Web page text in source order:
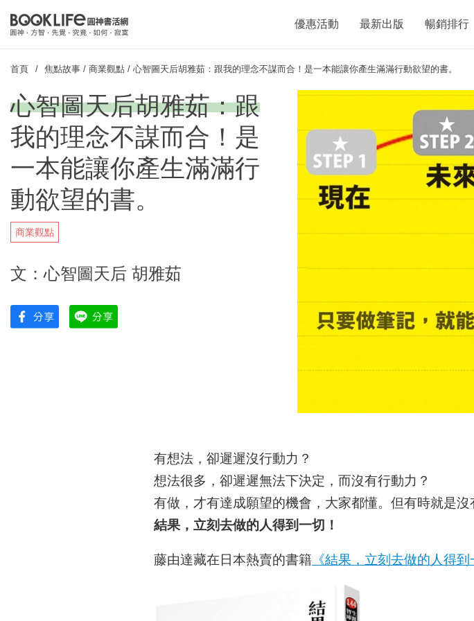
優惠活動 最新出版 暢銷排行
首頁 焦點故事 / 商業觀點 / 心智圖天后胡雅茹：跟我的理念不謀而合！是一本能讓你產生滿滿行動欲望的書。
心智圖天后胡雅茹：跟
我的理念不謀而合！是
一本能讓你產生滿滿行
動欲望的書。
商業觀點
文：心智圖天后 胡雅茹
有想法，卻遲遲沒行動力？
想法很多，卻遲遲無法下決定，而沒有行動力？
有做，才有達成願望的機會，大家都懂。但有時就是沒
結果，立刻去做的人得到一切！
藤由達藏在日本熱賣的書籍 《結果，立刻去做的人得到